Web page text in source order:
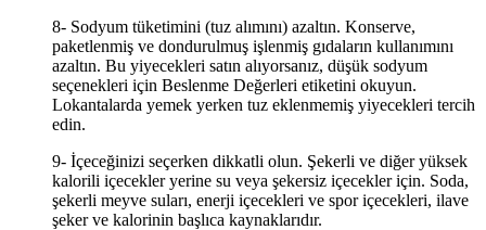
8- Sodyum tüketimini (tuz alımını) azaltın. Konserve,
paketlenmiş ve dondurulmuş işlenmiş gıdaların kullanımını
azaltın. Bu yiyecekleri satın alıyorsanız, düşük sodyum
seçenekleri için Beslenme Değerleri etiketini okuyun.
Lokantalarda yemek yerken tuz eklenmemiş yiyecekleri tercih
edin.
9- İçeceğinizi seçerken dikkatli olun. Şekerli ve diğer yüksek
kalorili içecekler yerine su veya şekersiz içecekler için. Soda,
şekerli meyve suları, enerji içecekleri ve spor içecekleri, ilave
şeker ve kalorinin başlıca kaynaklarıdır.